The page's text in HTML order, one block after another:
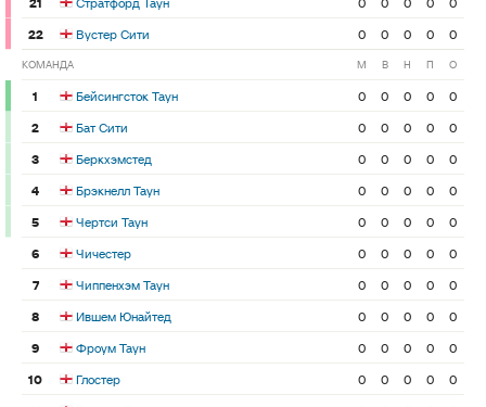
22
Вустер Сити 0 0 0 0 0
КОМАНДА М В Н П О
1 Бейсингсток Таун 0 0 0 0
0
2
Бат Сити 0 0 0 0
0
3
Беркхэмстед 0 0 0 0
0
4
Брэкнелл Таун 0 0 0 0
0
5
Чертси Таун 0 0 0 0
0
6
Чичестер 0 0 0 0
0
7
Чиппенхэм Таун 0 0 0 0
0
8
Ившем Юнайтед 0 0 0 0
0
9
Фроум Таун 0 0 0 0
0
10
Глостер 0 0 0 0
0